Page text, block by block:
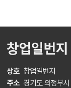
창업일번지
상호 창업일번지
주소 경기도 의정부